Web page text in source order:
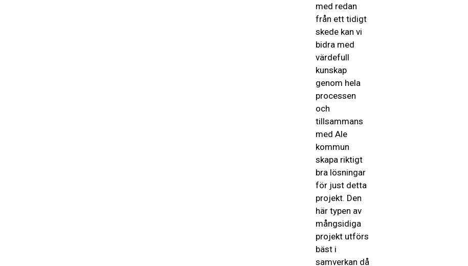
med redan
från ett tidigt
skede kan vi
bidra med
värdefull
kunskap
genom hela
processen
och
tillsammans
med Ale
kommun
skapa riktigt
bra lösningar
för just detta
projekt. Den
här typen av
mångsidiga
projekt utförs
bäst i
samverkan då